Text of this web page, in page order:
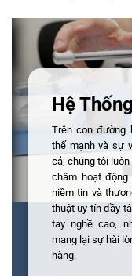
Hệ
Trên con đường
thế mạnh và sự
cả; chúng tôi
châm hoạt
niềm tin và
thuật uy tín đầy
tay nghề cao,
mang lại sự hài
hàng.